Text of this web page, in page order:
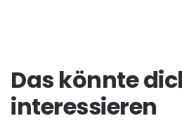
Das könnte
interessieren